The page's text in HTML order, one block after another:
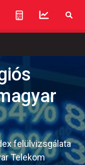
felülvizsgálata
Telekom